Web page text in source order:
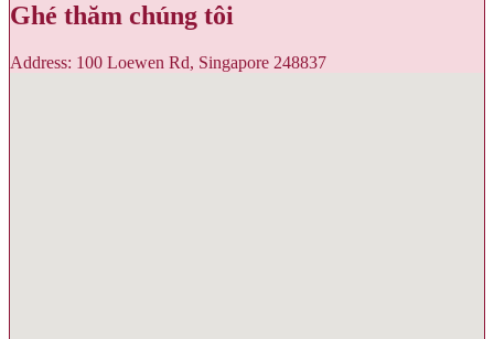
Ghé thăm chúng tôi
Address: 100 Loewen Rd, Singapore 248837